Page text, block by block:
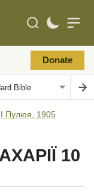
Donate
І.Пулюя, 1905
10